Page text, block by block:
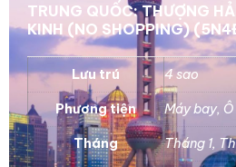
TRUNG QUỐC: THƯỢNG
KINH (NO SHOPPING)
Lưu trú 4 sao
Phương tiện Máy bay,
Tháng Tháng 1,